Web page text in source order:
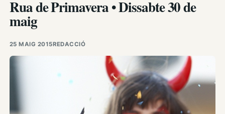
Rua de Primavera • Dissabte 30 de
maig
25 MAIG 2015REDACCIÓ